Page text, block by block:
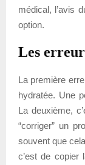
médical, l’avis
option.
Les
La première
hydratée. Une
La deuxième,
“corriger” un
souvent que
c’est de copier